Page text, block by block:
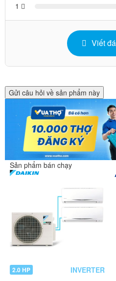
1
Viết
Gửi câu hỏi về sản phẩm này
Sản phẩm bán chạy
2.0 HP INVERTER